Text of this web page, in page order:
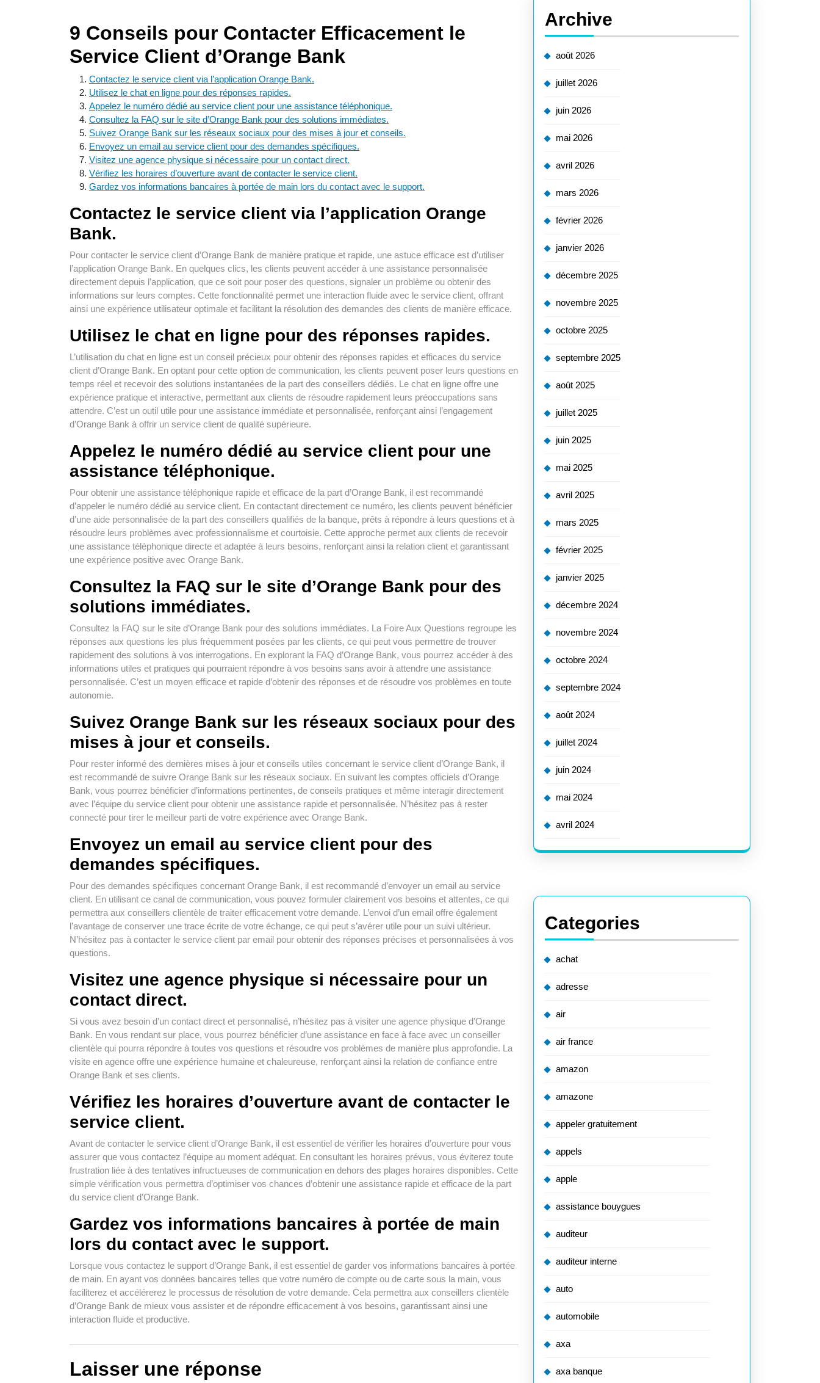
9 Conseils pour Contacter Efficacement le
Service Client d’Orange Bank
Contactez le service client via l’application Orange Bank.
Utilisez le chat en ligne pour des réponses rapides.
Appelez le numéro dédié au service client pour une assistance téléphonique.
Consultez la FAQ sur le site d’Orange Bank pour des solutions immédiates.
Suivez Orange Bank sur les réseaux sociaux pour des mises à jour et conseils.
Envoyez un email au service client pour des demandes spécifiques.
Visitez une agence physique si nécessaire pour un contact direct.
Vérifiez les horaires d’ouverture avant de contacter le service client.
Gardez vos informations bancaires à portée de main lors du contact avec le support.
Contactez le service client via l’application Orange
Bank.
Pour contacter le service client d’Orange Bank de manière pratique et rapide, une astuce efficace est d’utiliser
l’application Orange Bank. En quelques clics, les clients peuvent accéder à une assistance personnalisée
directement depuis l’application, que ce soit pour poser des questions, signaler un problème ou obtenir des
informations sur leurs comptes. Cette fonctionnalité permet une interaction fluide avec le service client, offrant
ainsi une expérience utilisateur optimale et facilitant la résolution des demandes des clients de manière efficace.
Utilisez le chat en ligne pour des réponses rapides.
L’utilisation du chat en ligne est un conseil précieux pour obtenir des réponses rapides et efficaces du service
client d’Orange Bank. En optant pour cette option de communication, les clients peuvent poser leurs questions en
temps réel et recevoir des solutions instantanées de la part des conseillers dédiés. Le chat en ligne offre une
expérience pratique et interactive, permettant aux clients de résoudre rapidement leurs préoccupations sans
attendre. C’est un outil utile pour une assistance immédiate et personnalisée, renforçant ainsi l’engagement
d’Orange Bank à offrir un service client de qualité supérieure.
Appelez le numéro dédié au service client pour une
assistance téléphonique.
Pour obtenir une assistance téléphonique rapide et efficace de la part d’Orange Bank, il est recommandé
d’appeler le numéro dédié au service client. En contactant directement ce numéro, les clients peuvent bénéficier
d’une aide personnalisée de la part des conseillers qualifiés de la banque, prêts à répondre à leurs questions et à
résoudre leurs problèmes avec professionnalisme et courtoisie. Cette approche permet aux clients de recevoir
une assistance téléphonique directe et adaptée à leurs besoins, renforçant ainsi la relation client et garantissant
une expérience positive avec Orange Bank.
Consultez la FAQ sur le site d’Orange Bank pour des
solutions immédiates.
Consultez la FAQ sur le site d’Orange Bank pour des solutions immédiates. La Foire Aux Questions regroupe les
réponses aux questions les plus fréquemment posées par les clients, ce qui peut vous permettre de trouver
rapidement des solutions à vos interrogations. En explorant la FAQ d’Orange Bank, vous pourrez accéder à des
informations utiles et pratiques qui pourraient répondre à vos besoins sans avoir à attendre une assistance
personnalisée. C’est un moyen efficace et rapide d’obtenir des réponses et de résoudre vos problèmes en toute
autonomie.
Suivez Orange Bank sur les réseaux sociaux pour des
mises à jour et conseils.
Pour rester informé des dernières mises à jour et conseils utiles concernant le service client d’Orange Bank, il
est recommandé de suivre Orange Bank sur les réseaux sociaux. En suivant les comptes officiels d’Orange
Bank, vous pourrez bénéficier d’informations pertinentes, de conseils pratiques et même interagir directement
avec l’équipe du service client pour obtenir une assistance rapide et personnalisée. N’hésitez pas à rester
connecté pour tirer le meilleur parti de votre expérience avec Orange Bank.
Envoyez un email au service client pour des
demandes spécifiques.
Pour des demandes spécifiques concernant Orange Bank, il est recommandé d’envoyer un email au service
client. En utilisant ce canal de communication, vous pouvez formuler clairement vos besoins et attentes, ce qui
permettra aux conseillers clientèle de traiter efficacement votre demande. L’envoi d’un email offre également
l’avantage de conserver une trace écrite de votre échange, ce qui peut s’avérer utile pour un suivi ultérieur.
N’hésitez pas à contacter le service client par email pour obtenir des réponses précises et personnalisées à vos
questions.
Visitez une agence physique si nécessaire pour un
contact direct.
Si vous avez besoin d’un contact direct et personnalisé, n’hésitez pas à visiter une agence physique d’Orange
Bank. En vous rendant sur place, vous pourrez bénéficier d’une assistance en face à face avec un conseiller
clientèle qui pourra répondre à toutes vos questions et résoudre vos problèmes de manière plus approfondie. La
visite en agence offre une expérience humaine et chaleureuse, renforçant ainsi la relation de confiance entre
Orange Bank et ses clients.
Vérifiez les horaires d’ouverture avant de contacter le
service client.
Avant de contacter le service client d’Orange Bank, il est essentiel de vérifier les horaires d’ouverture pour vous
assurer que vous contactez l’équipe au moment adéquat. En consultant les horaires prévus, vous éviterez toute
frustration liée à des tentatives infructueuses de communication en dehors des plages horaires disponibles. Cette
simple vérification vous permettra d’optimiser vos chances d’obtenir une assistance rapide et efficace de la part
du service client d’Orange Bank.
Gardez vos informations bancaires à portée de main
lors du contact avec le support.
Lorsque vous contactez le support d’Orange Bank, il est essentiel de garder vos informations bancaires à portée
de main. En ayant vos données bancaires telles que votre numéro de compte ou de carte sous la main, vous
faciliterez et accélérerez le processus de résolution de votre demande. Cela permettra aux conseillers clientèle
d’Orange Bank de mieux vous assister et de répondre efficacement à vos besoins, garantissant ainsi une
interaction fluide et productive.
Laisser une réponse
Archive
août 2026
juillet 2026
juin 2026
mai 2026
avril 2026
mars 2026
février 2026
janvier 2026
décembre 2025
novembre 2025
octobre 2025
septembre 2025
août 2025
juillet 2025
juin 2025
mai 2025
avril 2025
mars 2025
février 2025
janvier 2025
décembre 2024
novembre 2024
octobre 2024
septembre 2024
août 2024
juillet 2024
juin 2024
mai 2024
avril 2024
Categories
achat
adresse
air
air france
amazon
amazone
appeler gratuitement
appels
apple
assistance bouygues
auditeur
auditeur interne
auto
automobile
axa
axa banque